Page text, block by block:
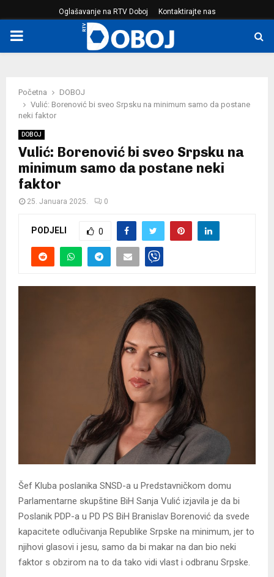
Oglašavanje na RTV Doboj Kontaktirajte nas
PRIMARY
Početna
DOBOJ
Vulić: Borenović bi sveo Srpsku na minimum samo da postane
neki faktor
DOBOJ
Vulić: Borenović bi sveo Srpsku na
minimum samo da postane neki
faktor
25. Januara 2025. 0
PODJELI 0
Šef Kluba poslanika SNSD-a u Predstavničkom domu
Parlamentarne skupštine BiH Sanja Vulić izjavila je da bi
Poslanik PDP-a u PD PS BiH Branislav Borenović da svede
kapacitete odlučivanja Republike Srpske na minimum, jer to
njihovi glasovi i jesu, samo da bi makar na dan bio neki
faktor s obzirom na to da tako vidi vlast i odbranu Srpske.